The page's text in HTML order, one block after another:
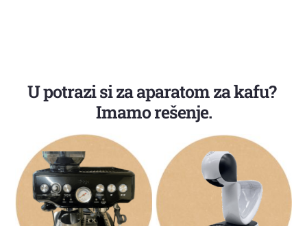
U potrazi si za aparatom za kafu?
Imamo rešenje.